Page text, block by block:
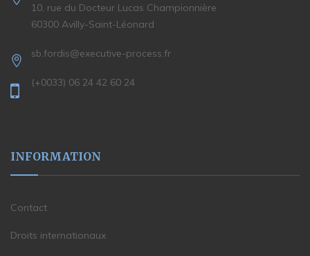
10, rue du Docteur Lucas Championnière
60300 Avilly-Saint-Léonard
sb.fordis@executive-process.fr
(+0033) 06 24 42 60 24
INFORMATION
Contact
Droits internationaux